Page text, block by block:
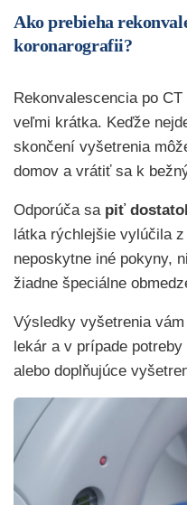
Ako prebieha
koronarografii?
Rekonvalescencia po
veľmi krátka. Keďže
skončení vyšetrenia
domov a vrátiť sa k
Odporúča sa piť
látka rýchlejšie vylúčila
neposkytne iné pokyny,
žiadne špeciálne
Výsledky vyšetrenia
lekár a v prípade
alebo doplňujúce